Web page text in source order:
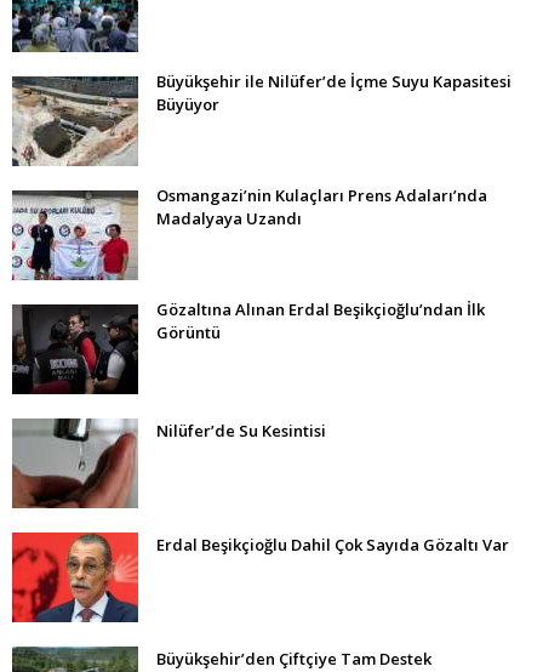
Büyükşehir ile Nilüfer’de İçme Suyu Kapasitesi
Büyüyor
Osmangazi’nin Kulaçları Prens Adaları’nda
Madalyaya Uzandı
Gözaltına Alınan Erdal Beşikçioğlu’ndan İlk
Görüntü
Nilüfer’de Su Kesintisi
Erdal Beşikçioğlu Dahil Çok Sayıda Gözaltı Var
Büyükşehir’den Çiftçiye Tam Destek